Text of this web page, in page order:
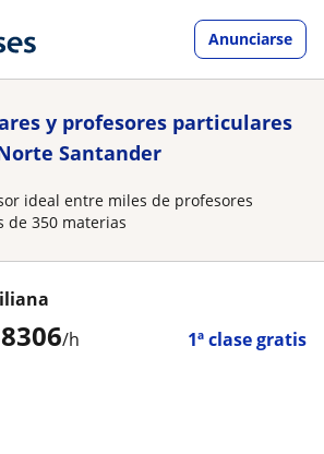
Anunciarse
y profesores particulares
Santander
ideal entre miles de profesores
de 350 materias
8306/h 1ª clase gratis